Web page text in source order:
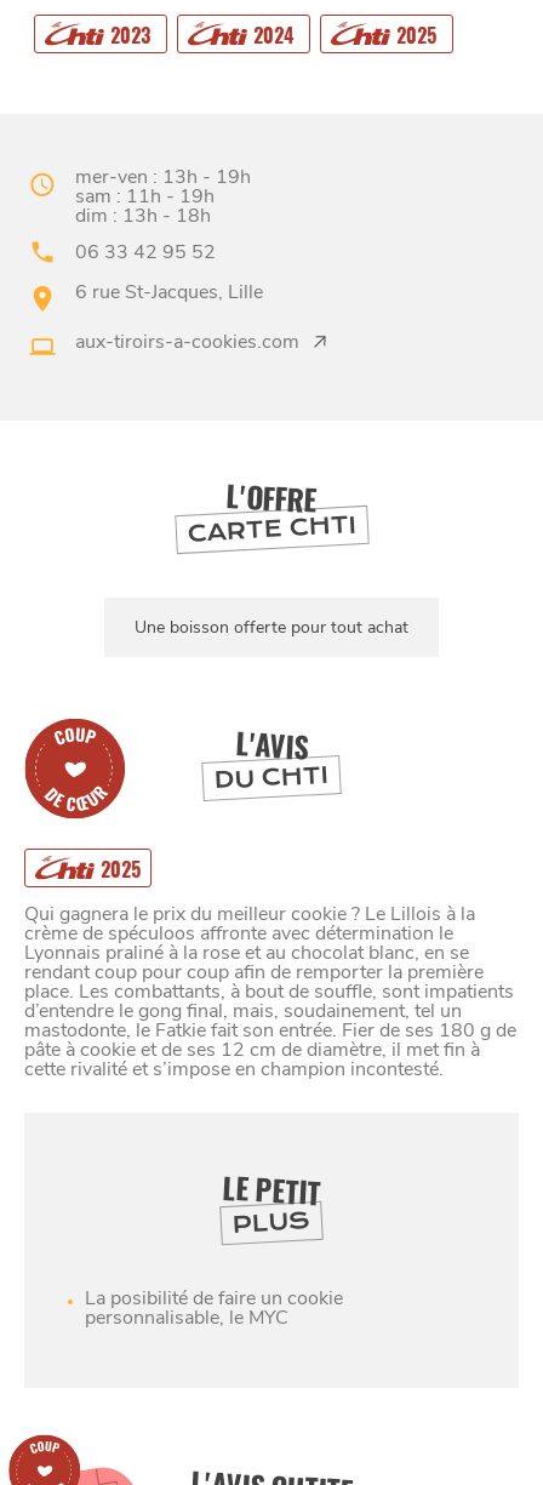
2023 2024 2025
L'AVIS
DU CHTI
2025
Qui gagnera le prix du meilleur cookie ? Le Lillois à la
crème de spéculoos affronte avec détermination le
Lyonnais praliné à la rose et au chocolat blanc, en se
rendant coup pour coup afin de remporter la première
place. Les combattants, à bout de souffle, sont impatients
d’entendre le gong final, mais, soudainement, tel un
mastodonte, le Fatkie fait son entrée. Fier de ses 180 g de
pâte à cookie et de ses 12 cm de diamètre, il met fin à
cette rivalité et s’impose en champion incontesté.
LE PETIT
PLUS
La posibilité de faire un cookie
personnalisable, le MYC
mer-ven : 13h - 19h
sam : 11h - 19h
dim : 13h - 18h
06 33 42 95 52
6 rue St-Jacques, Lille
aux-tiroirs-a-cookies.com
L'OFFRE
CARTE CHTI
Une boisson offerte pour tout achat
LILLE
ET SA RÉGION
DEPUIS 1973